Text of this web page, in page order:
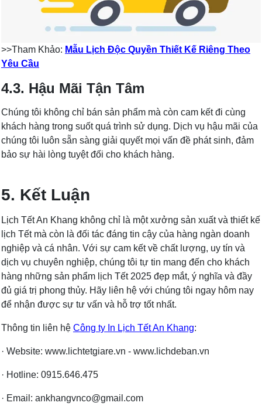
>>Tham Khảo: Mẫu Lịch Độc Quyền Thiết Kế Riêng Theo
Yêu Cầu
4.3. Hậu Mãi Tận Tâm
Chúng tôi không chỉ bán sản phẩm mà còn cam kết đi cùng
khách hàng trong suốt quá trình sử dụng. Dịch vụ hậu mãi của
chúng tôi luôn sẵn sàng giải quyết mọi vấn đề phát sinh, đảm
bảo sự hài lòng tuyệt đối cho khách hàng.
5. Kết Luận
Lịch Tết An Khang không chỉ là một xưởng sản xuất và thiết kế
lịch Tết mà còn là đối tác đáng tin cậy của hàng ngàn doanh
nghiệp và cá nhân. Với sự cam kết về chất lượng, uy tín và
dịch vụ chuyên nghiệp, chúng tôi tự tin mang đến cho khách
hàng những sản phẩm lịch Tết 2025 đẹp mắt, ý nghĩa và đầy
đủ giá trị phong thủy. Hãy liên hệ với chúng tôi ngay hôm nay
để nhận được sự tư vấn và hỗ trợ tốt nhất.
Thông tin liên hệ Công ty In Lịch Tết An Khang:
· Website: www.lichtetgiare.vn - www.lichdeban.vn
· Hotline: 0915.646.475
· Email: ankhangvnco@gmail.com